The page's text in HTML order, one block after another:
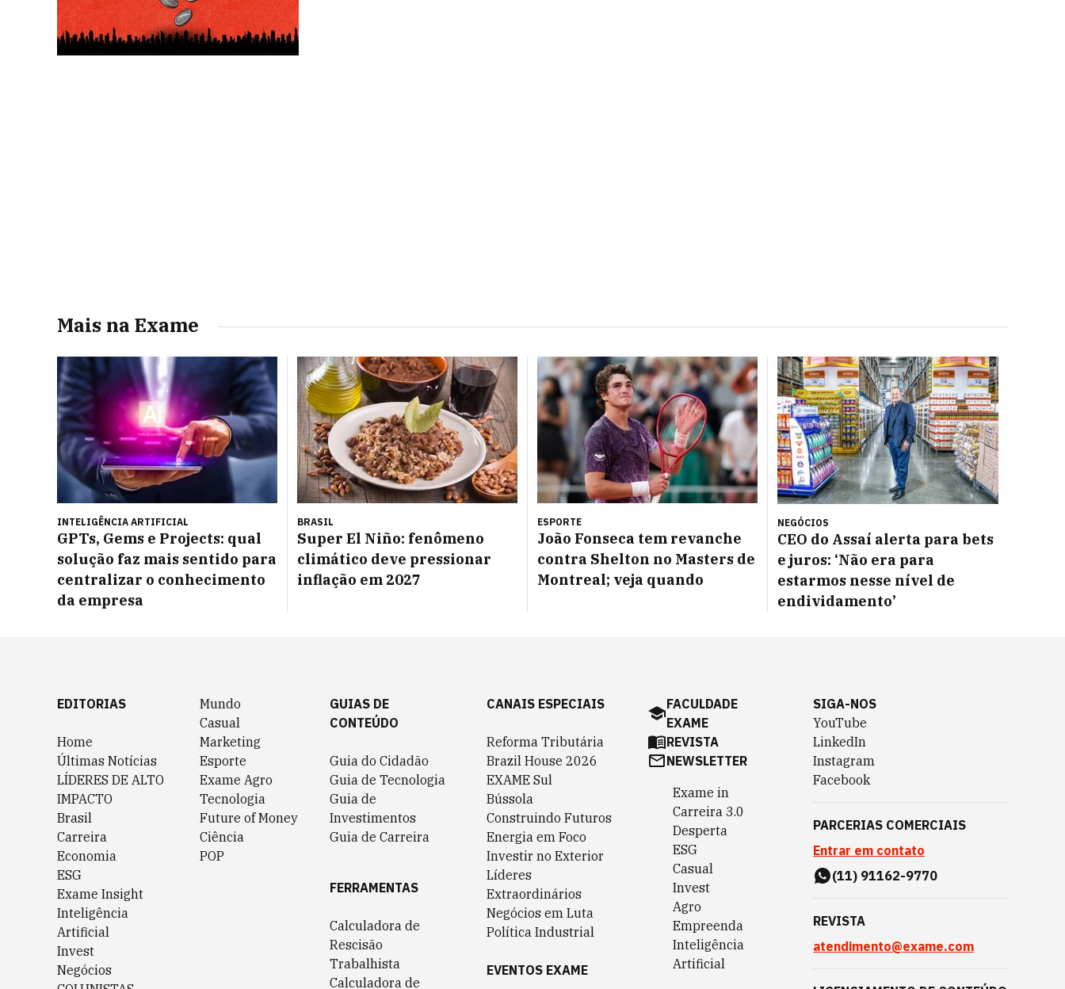
Mais na Exame
INTELIGÊNCIA ARTIFICIAL
GPTs, Gems e Projects: qual
solução faz mais sentido para
centralizar o conhecimento
da empresa
BRASIL
Super El Niño: fenômeno
climático deve pressionar
inflação em 2027
ESPORTE
João Fonseca tem revanche
contra Shelton no Masters de
Montreal; veja quando
NEGÓCIOS
CEO do Assaí alerta para bets
e juros: ‘Não era para
estarmos nesse nível de
endividamento’
EDITORIAS
Home
Últimas Notícias
LÍDERES DE ALTO
IMPACTO
Brasil
Carreira
Economia
ESG
Exame Insight
Inteligência
Artificial
Invest
Negócios
Mundo
Casual
Marketing
Esporte
Exame Agro
Tecnologia
Future of Money
Ciência
POP
GUIAS DE
CONTEÚDO
Guia do Cidadão
Guia de Tecnologia
Guia de
Investimentos
Guia de Carreira
FERRAMENTAS
Calculadora de
Rescisão
Trabalhista
Calculadora de
CANAIS ESPECIAIS
Reforma Tributária
Brazil House 2026
EXAME Sul
Bússola
Construindo Futuros
Energia em Foco
Investir no Exterior
Líderes
Extraordinários
Negócios em Luta
Política Industrial
EVENTOS EXAME
FACULDADE
EXAME
REVISTA
NEWSLETTER
Exame in
Carreira 3.0
Desperta
ESG
Casual
Invest
Agro
Empreenda
Inteligência
Artificial
SIGA-NOS
YouTube
LinkedIn
Instagram
Facebook
PARCERIAS COMERCIAIS
Entrar em contato
(11) 91162-9770
REVISTA
atendimento@exame.com